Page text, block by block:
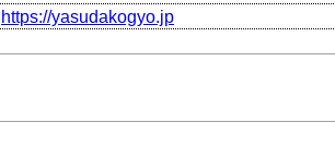
https://yasudakogyo.jp